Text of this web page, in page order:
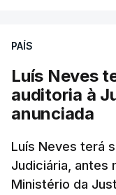
PAÍS
Luís Neves
auditoria à
anunciada
Luís Neves terá
Judiciária, antes
Ministério da